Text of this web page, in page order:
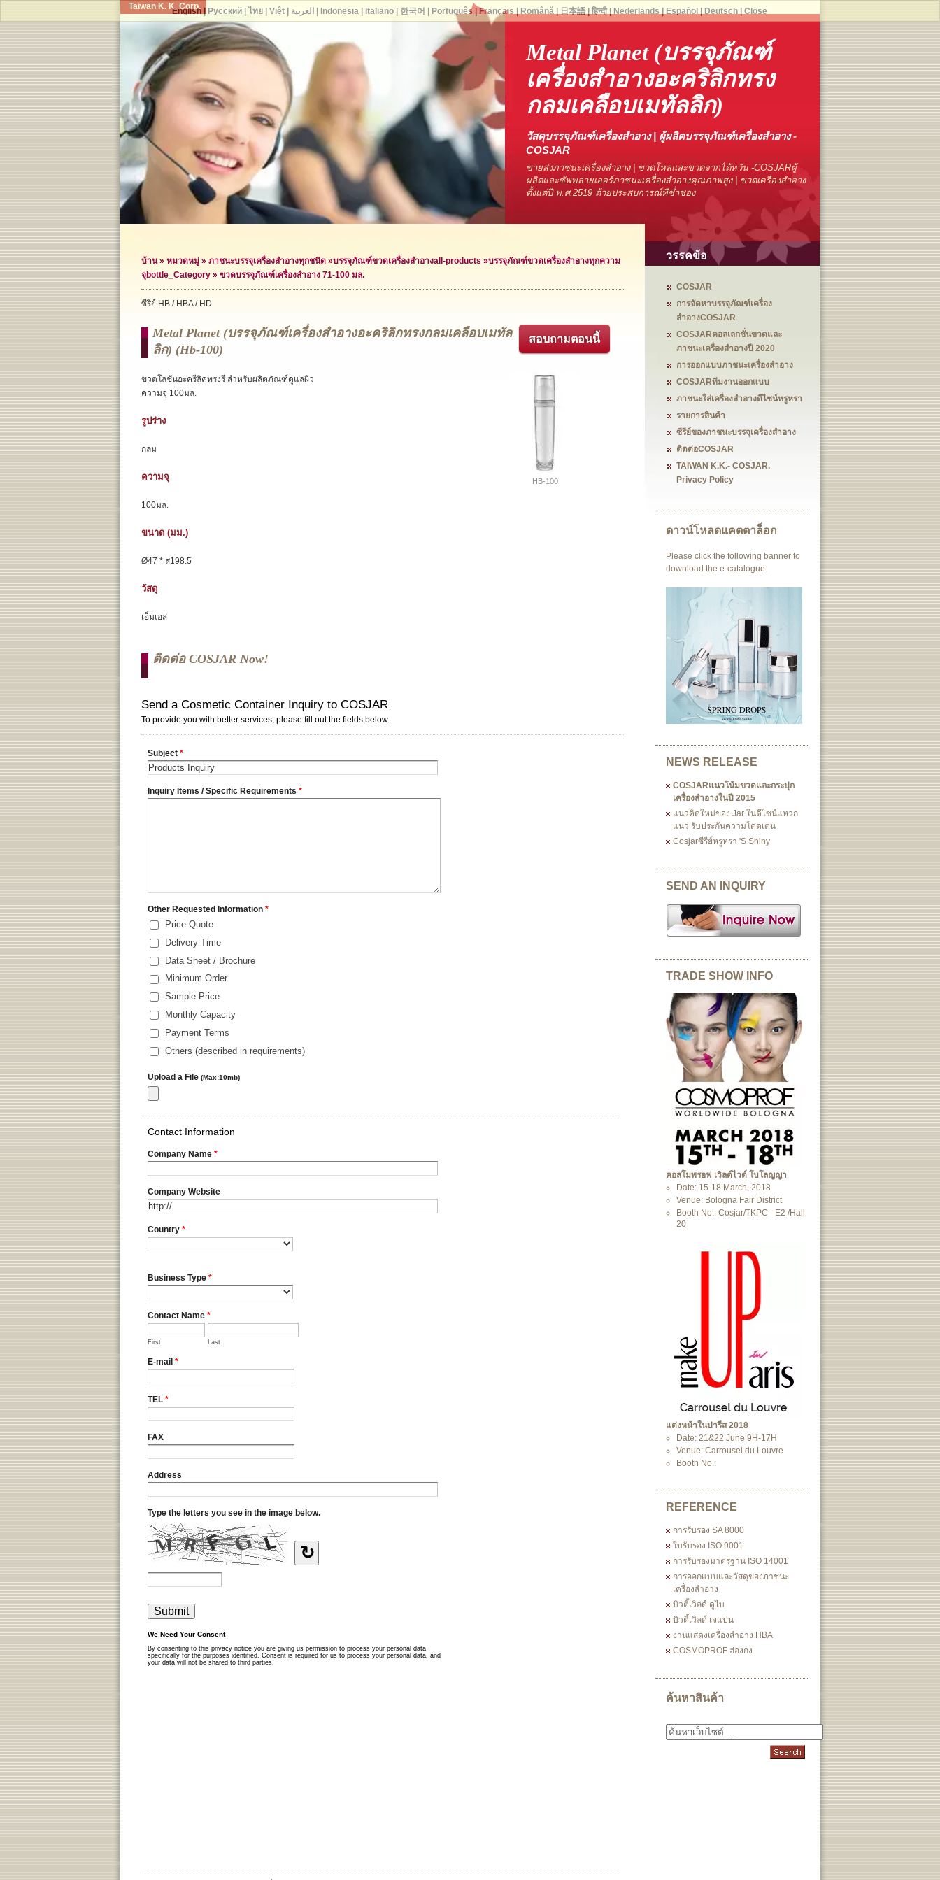
Taiwan K. K. Corp.
Metal Planet (บรรจุภัณฑ์
เครื่องสำอางอะคริลิกทรง
กลมเคลือบเมทัลลิก)
วัสดุบรรจุภัณฑ์เครื่องสำอาง | ผู้ผลิตบรรจุภัณฑ์เครื่องสำอาง -
COSJAR
ขายส่งภาชนะเครื่องสำอาง | ขวดโหลและขวดจากไต้หวัน -COSJARผู้
ผลิตและซัพพลายเออร์ภาชนะเครื่องสำอางคุณภาพสูง | ขวดเครื่องสำอาง
ตั้งแต่ปี พ.ศ.2519 ด้วยประสบการณ์ที่ช่ำชอง
บ้าน» หมวดหมู่ » ภาชนะบรรจุเครื่องสำอางทุกชนิด »บรรจุภัณฑ์ขวดเครื่องสำอางall-products »บรรจุภัณฑ์ขวดเครื่องสำอางทุกความ
จุbottle_Category » ขวดบรรจุภัณฑ์เครื่องสำอาง 71-100 มล.
ซีรีย์ HB / HBA / HD
สอบถามตอนนี้
Metal Planet (บรรจุภัณฑ์เครื่องสำอางอะคริลิกทรงกลมเคลือบเมทัล
ลิก) (hb-100)
HB-100
ขวดโลชั่นอะครีลิคทรงรี สำหรับผลิตภัณฑ์ดูแลผิว
ความจุ 100มล.
รูปร่าง
กลม
ความจุ
100มล.
ขนาด (มม.)
Ø47 * ส198.5
วัสดุ
เอ็มเอส
ติดต่อ COSJAR Now!
วรรคข้อ
COSJAR
การจัดหาบรรจุภัณฑ์เครื่อง
สำอางCOSJAR
COSJARคอลเลกชั่นขวดและ
ภาชนะเครื่องสำอางปี 2020
การออกแบบภาชนะเครื่องสำอาง
COSJARทีมงานออกแบบ
ภาชนะใส่เครื่องสำอางดีไซน์หรูหรา
รายการสินค้า
ซีรีย์ของภาชนะบรรจุเครื่องสำอาง
ติดต่อCOSJAR
TAIWAN K.K.- COSJAR.
Privacy Policy
ดาวน์โหลดแคตตาล็อก
Please click the following banner to
download the e-catalogue.
NEWS RELEASE
COSJARแนวโน้มขวดและกระปุก
เครื่องสำอางในปี 2015
แนวคิดใหม่ของ Jar ในดีไซน์แหวก
แนว รับประกันความโดดเด่น
Cosjarซีรีย์หรูหรา 's Shiny
SEND AN INQUIRY
TRADE SHOW INFO
คอสโมพรอฟ เวิลด์ไวด์ โบโลญญา
Date: 15-18 March, 2018
Venue: Bologna Fair District
Booth No.: Cosjar/TKPC - E2 /Hall
20
แต่งหน้าในปารีส 2018
Date: 21&22 June 9H-17H
Venue: Carrousel du Louvre
Booth No.:
REFERENCE
การรับรอง SA 8000
ใบรับรอง ISO 9001
การรับรองมาตรฐาน ISO 14001
การออกแบบและวัสดุของภาชนะ
เครื่องสำอาง
บิวตี้เวิลด์ ดูไบ
บิวตี้เวิลด์ เจแปน
งานแสดงเครื่องสำอาง HBA
COSMOPROF ฮ่องกง
ค้นหาสินค้า
English| Русский| ไทย| Việt| العربية Indonesia| Italiano| 한국어 Português Français Română| 日本語| हिन्दी| Nederlands Español Deutsch| Close